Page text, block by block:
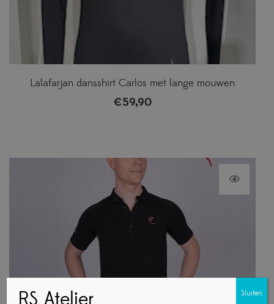
Lalafarjan dansshirt Carlos met lange mouwen
€59,90
Sluiten